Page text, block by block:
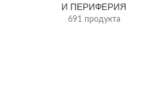
И ПЕРИФЕРИЯ
691 продукта